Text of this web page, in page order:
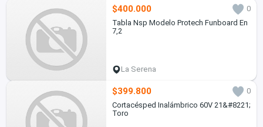
$400.000
0
Tabla Nsp Modelo Protech Funboard En
7,2
La Serena
$399.800
0
Cortacésped Inalámbrico 60V 21&#8221;
Toro